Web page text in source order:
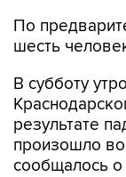
По
шесть
В субботу
результате
произошло
сообщалось о